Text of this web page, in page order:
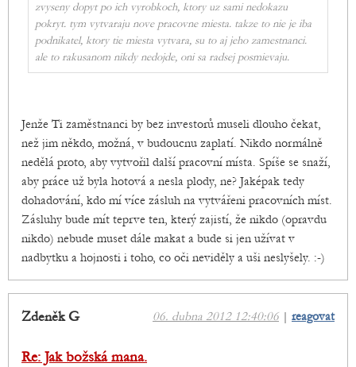
zvyseny dopyt po ich vyrobkoch, ktory uz sami nedokazu
pokryt. tym vytvaraju nove pracovne miesta. takze to nie je iba
podnikatel, ktory tie miesta vytvara, su to aj jeho zamestnanci.
ale to rakusanom nikdy nedojde, oni sa radsej posmievaju.
Jenže Ti zaměstnanci by bez investorů museli dlouho čekat,
než jim někdo, možná, v budoucnu zaplatí. Nikdo normálně
nedělá proto, aby vytvořil další pracovní místa. Spíše se snaží,
aby práce už byla hotová a nesla plody, ne? Jaképak tedy
dohadování, kdo mí více zásluh na vytvářeni pracovních míst.
Zásluhy bude mít teprve ten, který zajistí, že nikdo (opravdu
nikdo) nebude muset dále makat a bude si jen užívat v
nadbytku a hojnosti i toho, co oči neviděly a uši neslyšely. :-)
06. dubna 2012 12:40:06 | reagovat
Zdeněk G
Re: Jak božská mana.